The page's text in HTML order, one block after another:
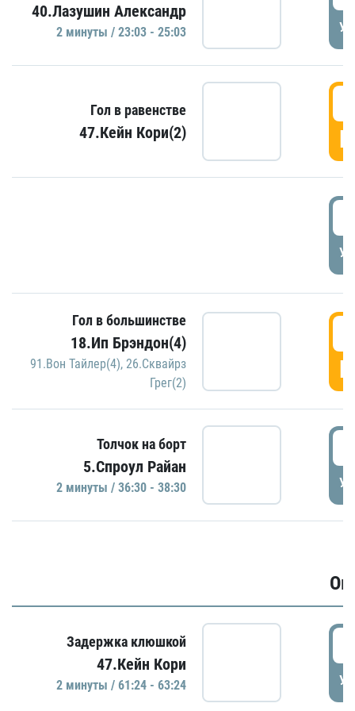
40.Лазушин Александр
2 минуты / 23:03 - 25:03
Гол в равенстве
47.Кейн Кори(2)
Гол в большинстве
18.Ип Брэндон(4)
91.Вон Тайлер(4), 26.Сквайрз
Грег(2)
Толчок на борт
5.Спроул Райан
2 минуты / 36:30 - 38:30
Задержка клюшкой
47.Кейн Кори
2 минуты / 61:24 - 63:24